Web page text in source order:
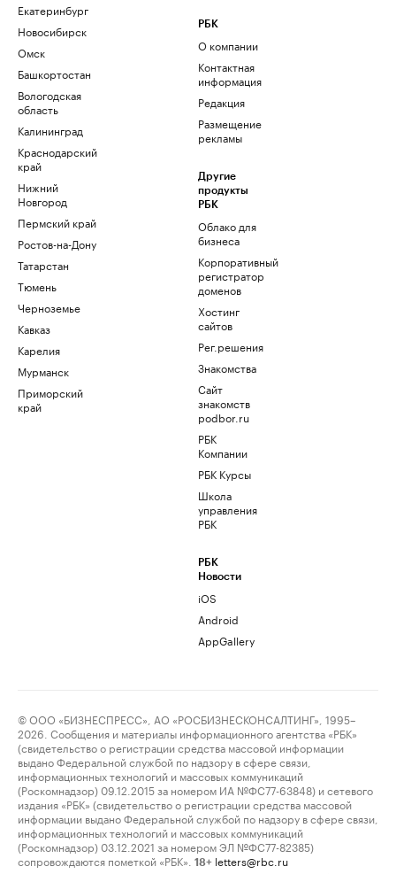
Екатеринбург
Новосибирск
Омск
Башкортостан
Вологодская
область
Калининград
Краснодарский
край
Нижний
Новгород
Пермский край
Ростов-на-Дону
Татарстан
Тюмень
Черноземье
Кавказ
Карелия
Мурманск
Приморский
край
РБК
О компании
Контактная
информация
Редакция
Размещение
рекламы
Другие
продукты
РБК
Облако для
бизнеса
Корпоративный
регистратор
доменов
Хостинг
сайтов
Рег.решения
Знакомства
Сайт
знакомств
podbor.ru
РБК
Компании
РБК Курсы
Школа
управления
РБК
РБК
Новости
iOS
Android
AppGallery
© ООО «БИЗНЕСПРЕСС», АО «РОСБИЗНЕСКОНСАЛТИНГ», 1995–
2026. Сообщения и материалы информационного агентства «РБК»
(свидетельство о регистрации средства массовой информации
выдано Федеральной службой по надзору в сфере связи,
информационных технологий и массовых коммуникаций
(Роскомнадзор) 09.12.2015 за номером ИА №ФС77-63848) и сетевого
издания «РБК» (свидетельство о регистрации средства массовой
информации выдано Федеральной службой по надзору в сфере связи,
информационных технологий и массовых коммуникаций
(Роскомнадзор) 03.12.2021 за номером ЭЛ №ФС77-82385)
сопровождаются пометкой «РБК».
18+ letters@rbc.ru